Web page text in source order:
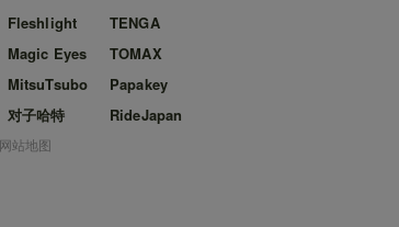
Fleshlight
Magic Eyes
MitsuTsubo
对子哈特
TENGA
TOMAX
Papakey
RideJapan
网站地图